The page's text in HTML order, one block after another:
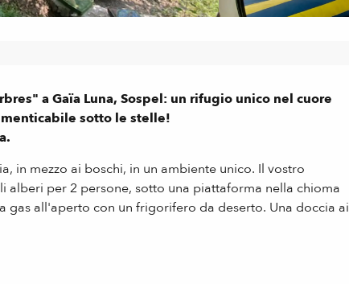
a Gaïa Luna, Sospel: un rifugio unico nel cuore
sotto le stelle!
in mezzo ai boschi, in un ambiente unico. Il vostro
per 2 persone, sotto una piattaforma nella chioma
gas all'aperto con un frigorifero da deserto. Una doccia ai